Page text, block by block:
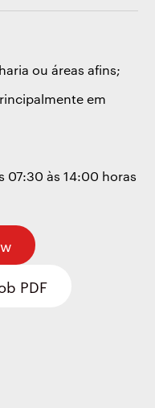
ou áreas afins;
em
07:30 às 14:00 horas
PDF